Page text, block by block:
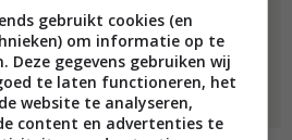
20×30 cm of een ronde
van 20-25 cm
gebruikt cookies (en
om informatie op te
Deze gegevens gebruiken wij
te laten functioneren, het
website te analyseren,
content en advertenties te